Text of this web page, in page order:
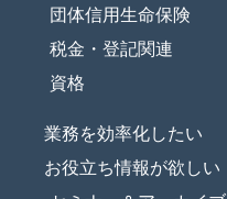
団体信用生命保険
税金・登記関連
資格
業務を効率化したい
お役立ち情報が欲しい